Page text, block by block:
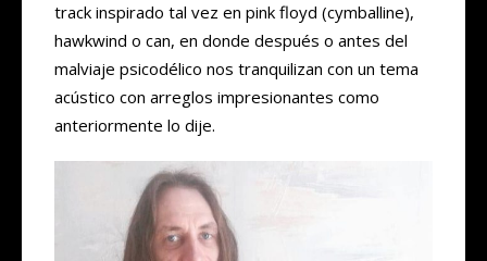
track inspirado tal vez en pink floyd (cymballine),
hawkwind o can, en donde después o antes del
malviaje psicodélico nos tranquilizan con un tema
acústico con arreglos impresionantes como
anteriormente lo dije.